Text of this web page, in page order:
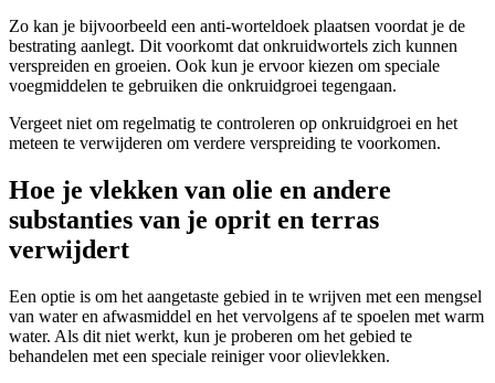
Zo kan je bijvoorbeeld een anti-worteldoek plaatsen voordat je de
bestrating aanlegt. Dit voorkomt dat onkruidwortels zich kunnen
verspreiden en groeien. Ook kun je ervoor kiezen om speciale
voegmiddelen te gebruiken die onkruidgroei tegengaan.
Vergeet niet om regelmatig te controleren op onkruidgroei en het
meteen te verwijderen om verdere verspreiding te voorkomen.
Hoe je vlekken van olie en andere
substanties van je oprit en terras
verwijdert
Een optie is om het aangetaste gebied in te wrijven met een mengsel
van water en afwasmiddel en het vervolgens af te spoelen met warm
water. Als dit niet werkt, kun je proberen om het gebied te
behandelen met een speciale reiniger voor olievlekken.